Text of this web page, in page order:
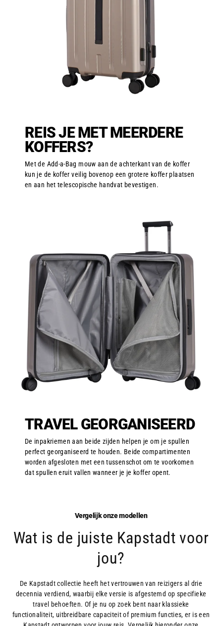
REIS JE MET MEERDERE
KOFFERS?
Met de Add-a-Bag mouw aan de achterkant van de koffer
kun je de koffer veilig bovenop een grotere koffer plaatsen
en aan het telescopische handvat bevestigen.
TRAVEL GEORGANISEERD
De inpakriemen aan beide zijden helpen je om je spullen
perfect georganiseerd te houden. Beide compartimenten
worden afgesloten met een tussenschot om te voorkomen
dat spullen eruit vallen wanneer je je koffer opent.
Vergelijk onze modellen
Wat is de juiste Kapstadt voor
jou?
De Kapstadt collectie heeft het vertrouwen van reizigers al drie
decennia verdiend, waarbij elke versie is afgestemd op specifieke
travel behoeften. Of je nu op zoek bent naar klassieke
functionaliteit, uitbreidbare capaciteit of premium functies, er is een